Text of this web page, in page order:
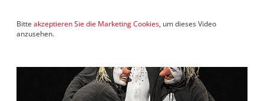
Bitte akzeptieren Sie die Marketing Cookies, um dieses Video
anzusehen.